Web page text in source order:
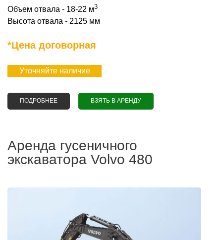
Объем отвала - 18-22 м3
Высота отвала - 2125 мм
*Цена договорная
Уточняйте наличие
ПОДРОБНЕЕ О АРЕНДА БУЛЬДОЗЕРА LIEBHERR PR 776 LITRONIC
ВЗЯТЬ В АРЕНДУ
Аренда гусеничного
экскаватора Volvo 480